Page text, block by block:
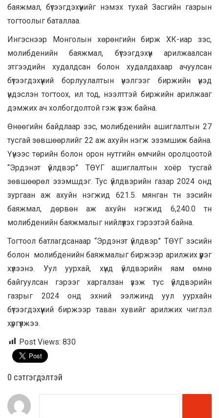
баяжмал, бүтээгдэхүүнийг нэмэх тухай Засгийн газрын
тогтоолыг баталлаа.
Ингэснээр Монголын хөрөнгийн бирж ХК-иар зэс,
молибденийн баяжмал, бүтээгдэхүүн арилжаалсан
этгээдийн худалдсан болон худалдахаар ачуулсан
бүтээгдэхүүний борлуулалтын үнэлгээг биржийн үнэд
үндэслэн тогтоох, ил тод, нээлттэй биржийн арилжааг
дэмжих ач холбогдолтой гэж үзэж байна.
Өнөөгийн байдлаар зэс, молибденийн ашиглалтын 27
тусгай зөвшөөрлийг 22 аж ахуйн нэгж эзэмшиж байна.
Үүнээс төрийн болон орон нутгийн өмчийн оролцоотой
“Эрдэнэт үйлдвэр” ТӨҮГ ашиглалтын хоёр тусгай
зөвшөөрөл эзэмшдэг. Тус үйлдвэрийн газар 2024 онд
зургаан аж ахуйн нэгжид 621.5. мянган тн зэсийн
баяжмал, дөрвөн аж ахуйн нэгжид 6,240.0 тн
молибденийн баяжмалыг нийлүүлэх гэрээтэй байна.
Тогтоол батлагдсанаар “Эрдэнэт үйлдвэр” ТӨҮГ зэсийн
болон молибденийн баяжмалыг биржээр арилжих үүрэг
хүлээнэ. Уул уурхай, хүнд үйлдвэрийн яам өмнө
байгуулсан гэрээг харгалзан үзэж тус үйлдвэрийн
газрыг 2024 онд эхний ээлжинд уул уурхайн
бүтээгдэхүүний биржээр таван хувийг арилжих чиглэл
хүргүүлжээ.
Post Views: 830
0 cэтгэгдэлтэй